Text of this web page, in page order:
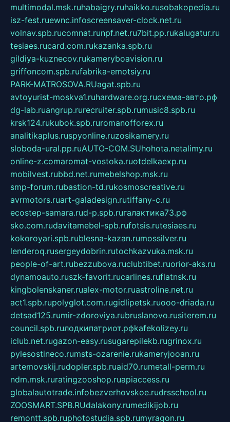
multimodal.msk.ruhabaigry.ruhaikko.rusobakopedia.ru
isz-fest.ruewnc.infoscreensaver-clock.net.ru
volnav.spb.rucomnat.runpf.net.ru7bit.pp.rukalugatur.ru
tesiaes.rucard.com.rukazanka.spb.ru
gildiya-kuznecov.rukameryboavision.ru
griffoncom.spb.rufabrika-emotsiy.ru
PARK-MATROSOVA.RUagat.spb.ru
avtoyurist-moskva1.ruhardware.org.ruсхема-авто.рф
dg-lab.ruangrup.rurecruiter.spb.rumusic8.spb.ru
krsk124.rukubok.spb.ruromanofforex.ru
analitikaplus.ruspyonline.ruzosikamery.ru
sloboda-ural.pp.ruAUTO-COM.SUhohota.netalimy.ru
online-z.comaromat-vostoka.ruotdelkaexp.ru
mobilvest.rubbd.net.rumebelshop.msk.ru
smp-forum.rubastion-td.rukosmoscreative.ru
avrmotors.ruart-galadesign.rutiffany-c.ru
ecostep-samara.rud-p.spb.ruгалактика73.рф
sko.com.rudavitamebel-spb.rufotsis.rutesiaes.ru
kokoroyari.spb.rublesna-kazan.rumossilver.ru
lenderoq.rusergeydobrin.rutochkazvuka.msk.ru
people-of-art.rubezzubova.ruclubtibet.ruorior-aks.ru
dynamoauto.ruszk-favorit.rucarlines.ruflatnsk.ru
kingbolenskaner.rualex-motor.ruastroline.net.ru
act1.spb.rupolyglot.com.rugidlipetsk.ruooo-driada.ru
detsad125.rumir-zdoroviya.rubruslanovo.rusiterem.ru
council.spb.ruлодкипатриот.рфkafekolizey.ru
iclub.net.rugazon-easy.rusugarepilekb.rugrinox.ru
pylesostineco.rumsts-ozarenie.rukameryjooan.ru
artemovskij.rudopler.spb.ruaid70.rumetall-perm.ru
ndm.msk.ruratingzooshop.ruapiaccess.ru
globalautotrade.infobezverhovskoe.rudrsschool.ru
ZOOSMART.SPB.RUdalakony.rumedikijob.ru
remontt.spb.ruphotostudia.spb.rumyragon.ru